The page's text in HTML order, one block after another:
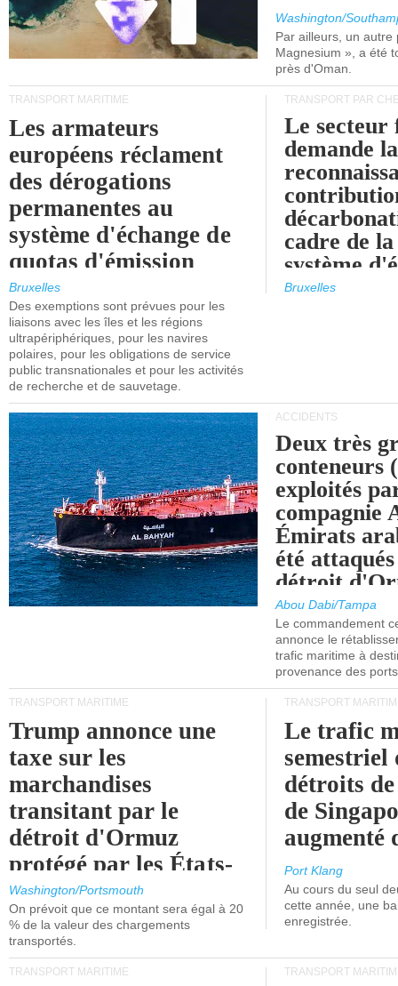
Washington/
Par ailleurs, un autre
Magnesium », a été
près d'Oman.
TRANSPORT MARITIME
Les armateurs
européens réclament
des dérogations
permanentes au
système d'échange de
quotas d'émission
maritimes de l'UE
après 2030.
Bruxelles
Des exemptions sont prévues pour les
liaisons avec les îles et les régions
ultrapériphériques, pour les navires
polaires, pour les obligations de service
public transnationales et pour les activités
de recherche et de sauvetage.
TRANSPORT PAR
Le
demande la
cadre de
système
quotas
Bruxelles
ACCIDENTS
Deux très
conteneurs
exploités
compagnie
Émirats
été
détroit
Abou Dabi/Tampa
Le commandement
annonce le
trafic maritime à
provenance des
TRANSPORT MARITIME
Trump annonce une
taxe sur les
marchandises
transitant par le
détroit d'Ormuz
protégé par les États-
Unis.
Washington/Portsmouth
On prévoit que ce montant sera égal à 20
% de la valeur des chargements
transportés.
TRANSPORT
Le trafic
semestriel
détroits
de
augmenté
Port Klang
Au cours du seul
cette année, une
enregistrée.
TRANSPORT MARITIME TRANSPORT